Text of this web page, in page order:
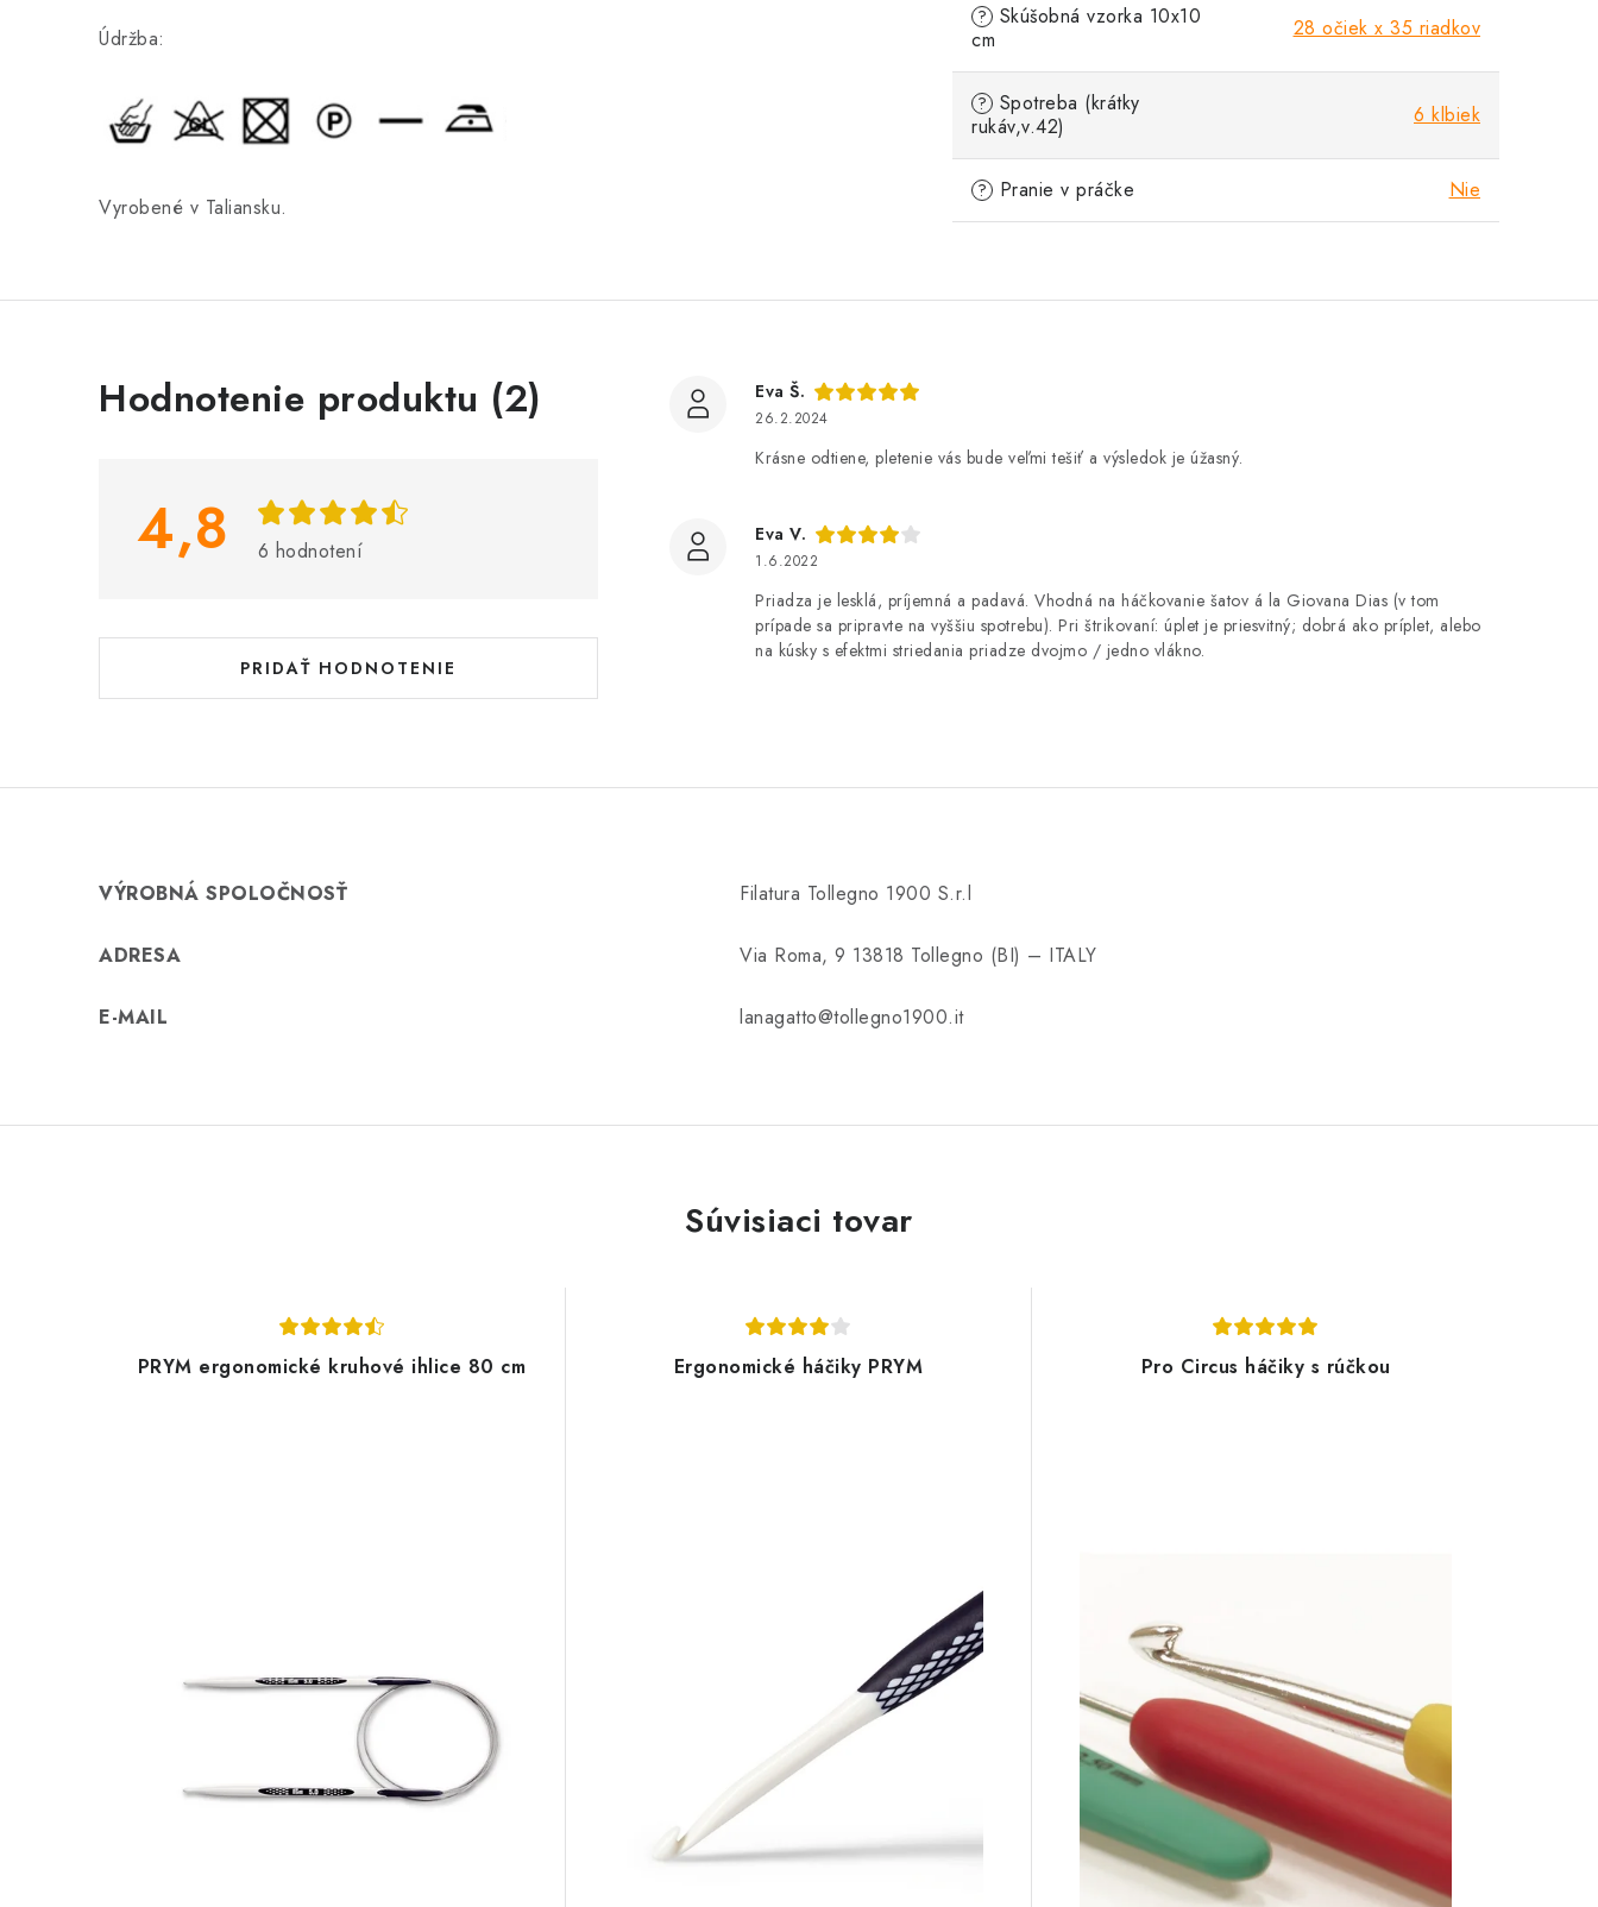
Údržba:
Vyrobené v Taliansku.
? Skúšobná vzorka 10x10
cm
28 očiek x 35 riadkov
? Spotreba (krátky
rukáv,v.42)
6 klbiek
? Pranie v práčke Nie
Hodnotenie produktu (2)
4,8 6 hodnotení
PRIDAŤ HODNOTENIE
V
o
n
t
í
Eva Š.
26.2.2024
Krásne odtiene, pletenie vás bude veľmi tešiť a výsledok je úžasný.
Eva V.
1.6.2022
Priadza je lesklá, príjemná a padavá. Vhodná na háčkovanie šatov á la Giovana Dias (v tom
prípade sa pripravte na vyššiu spotrebu). Pri štrikovaní: úplet je priesvitný; dobrá ako príplet, alebo
na kúsky s efektmi striedania priadze dvojmo / jedno vlákno.
VÝROBNÁ SPOLOČNOSŤ Filatura Tollegno 1900 S.r.l
ADRESA Via Roma, 9 13818 Tollegno (BI) – ITALY
E-MAIL lanagatto@tollegno1900.it
Súvisiaci tovar
PRYM ergonomické kruhové ihlice 80 cm Ergonomické háčiky PRYM Pro Circus háčiky s rúčkou